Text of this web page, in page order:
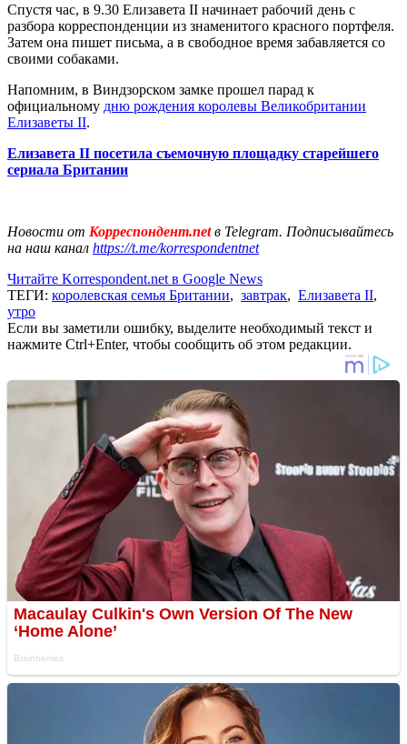
Спустя час, в 9.30 Елизавета II начинает рабочий день с
разбора корреспонденции из знаменитого красного портфеля.
Затем она пишет письма, а в свободное время забавляется со
своими собаками.
Напомним, в Виндзорском замке прошел парад к
официальному дню рождения королевы Великобритании
Елизаветы II.
Елизавета II посетила съемочную площадку старейшего
сериала Британии
Новости от Корреспондент.netв Telegram. Подписывайтесь
на наш канал https://t.me/korrespondentnet
Читайте Korrespondent.net в Google News
ТЕГИ: королевская семья Британии, завтрак, Елизавета II,
утро
Если вы заметили ошибку, выделите необходимый текст и
нажмите Ctrl+Enter, чтобы сообщить об этом редакции.